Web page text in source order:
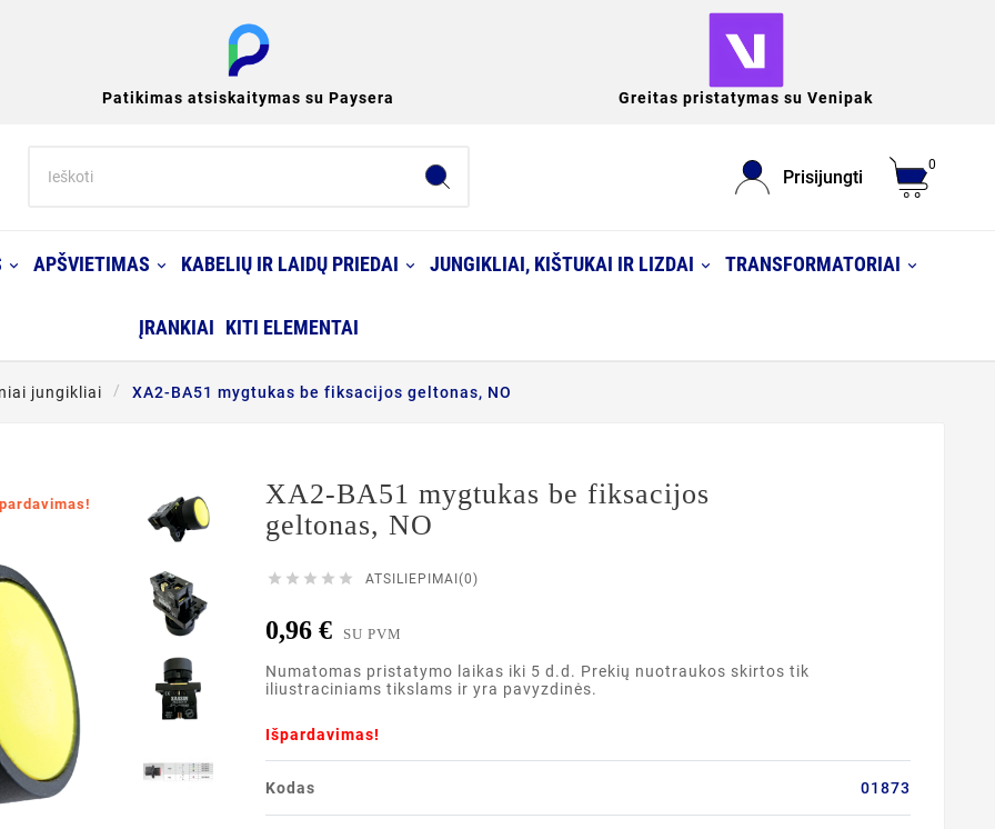
Patikimas atsiskaitymas su Paysera Greitas pristatymas su Venipak
Prisijungti
0
APŠVIETIMAS KABELIŲ IR LAIDŲ PRIEDAI JUNGIKLIAI, KIŠTUKAI IR LIZDAI TRANSFORMATORIAI
ĮRANKIAI KITI ELEMENTAI
jungikliai XA2-BA51 mygtukas be fiksacijos geltonas, NO
XA2-BA51 mygtukas be fiksacijos
geltonas, NO
     ATSILIEPIMAI(0)
0,96 € SU PVM
Numatomas pristatymo laikas iki 5 d.d. Prekių nuotraukos skirtos tik
iliustraciniams tikslams ir yra pavyzdinės.
Išpardavimas!
Kodas 01873